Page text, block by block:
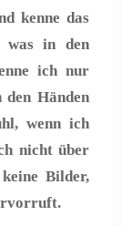
kenne das
was in den
ich nur
Händen
wenn ich
nicht über
Bilder,